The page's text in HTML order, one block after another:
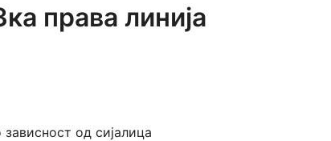
права линија
зависност од сијалица